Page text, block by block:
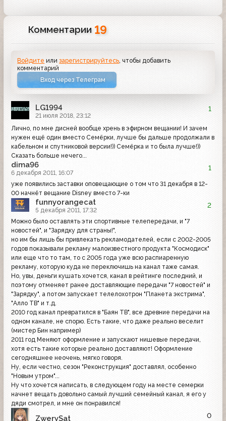
Комментарии 19
Войдите илизарегистрируйтесь , чтобы добавить
комментарий
Вход через Телеграм
LG1994
21 июля 2018, 23:12
1
Лично, по мне дисней вообще хрень в эфирном вещании! И зачем
нужен ещё один вместо Семёрки, лучше бы дальше продолжали в
кабельном и спутниковой версии!)) Семёрка и то была лучше!))
Сказать больше нечего...
dima96
6 декабря 2011, 16:07
1
уже появились заставки оповещающие о том что 31 декабря в 12-
00 начнёт вещание Disney вместо 7-ки
funnyorangecat
5 декабря 2011, 17:32
2
Можно было оставлять эти спортивные телепередачи, и "7
новостей", и "Зарядку для страны!",
но им бы лишь бы привлекать рекламодателей, если с 2002-2005
годов показывали рекламу малоизвестного продукта "Космодиск"
или еще что то там, то с 2005 года уже всю распиаренную
рекламу, которую куда не переключишь на канал таже самая.
Но, увы, деньги кушать хочется, канал в рейтинге последний, и
поэтому отменяет ранее доставляющие передачи "7 новостей" и
"Зарядку", а потом запускает телелохотрон "Планета экстрима",
"Алло ТВ" и т.д.
2010 год канал превратился в "Баян ТВ", все древние передачи на
одном канале, не спорю. Есть такие, что даже реально веселит
(мистер Бин например)
2011 год Меняют оформление и запускают нишевые передачи,
хотя есть такие которые реально доставляют! Оформление
сегодняшнее неочень, мягко говоря.
Ну, если честно, сезон "Реконструкция" доставлял, особенно
"Новым утром"...
Ну что хочется написать, в следующем году на месте семерки
начнет вещать довольно самый лучший семейный канал, я его у
дяди смотрел, и мне он понравился!
ZwerySat 0